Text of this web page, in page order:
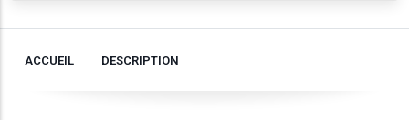
ACCUEIL DESCRIPTION